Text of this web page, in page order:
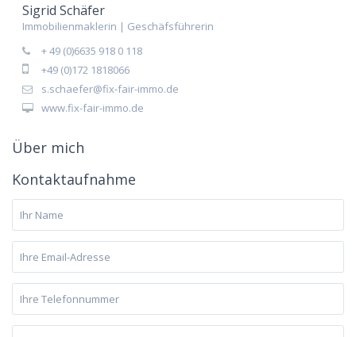
Sigrid Schäfer
Immobilienmaklerin | Geschäfsführerin
+ 49 (0)6635 918 0 118
+49 (0)172 1818066
s.schaefer@fix-fair-immo.de
www.fix-fair-immo.de
Über mich
Kontaktaufnahme